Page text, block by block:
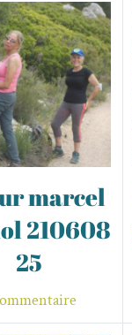
marcel
210608
25